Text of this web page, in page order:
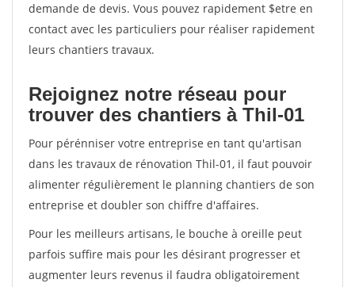
demande de devis. Vous pouvez rapidement $etre en
contact avec les particuliers pour réaliser rapidement
leurs chantiers travaux.
Rejoignez notre réseau pour
trouver des chantiers à Thil-01
Pour pérénniser votre entreprise en tant qu'artisan
dans les travaux de rénovation Thil-01, il faut pouvoir
alimenter régulièrement le planning chantiers de son
entreprise et doubler son chiffre d'affaires.
Pour les meilleurs artisans, le bouche à oreille peut
parfois suffire mais pour les désirant progresser et
augmenter leurs revenus il faudra obligatoirement